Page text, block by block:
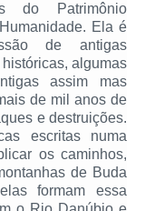
do Patrimônio
Ela é
de antigas
algumas
assim mas
de mil anos de
e destruições.
escritas numa
os caminhos,
de Buda
formam essa